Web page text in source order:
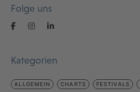
Folge uns
Kategorien
ALLGEMEIN CHARTS FESTIVALS